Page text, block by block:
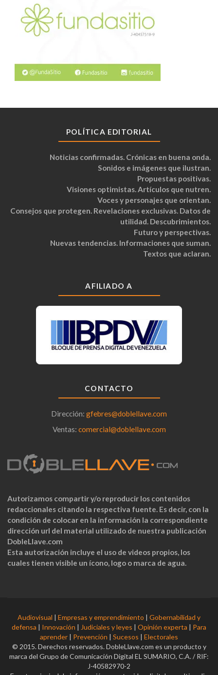
POLÍTICA EDITORIAL
Noticias confirmadas. Crónicas en buena onda.
Sonidos e imágenes que ilustran.
Propuestas positivas.
Visiones optimistas. Artículos que nutren.
Voces y personajes que orientan.
Consejos que protegen. Revelaciones exclusivas. Datos de
utilidad. Descubrimientos.
Futuro y perspectivas.
Nuevas tendencias. Informaciones que suman.
Textos que aclaran.
AFILIADO A
CONTACTO
Dirección: gfebres@doblellave.com
Ventas: comercial@doblellave.com
Autorizamos compartir y/o reproducir los contenidos
redaccionales citando la respectiva fuente. Es decir, con la
condición de colocar en la información la correspondiente
dirección url del material utilizado de nuestra publicación
DobleLlave.com
Esta autorización incluye el uso de videos propios, los
cuales tienen visible un ícono, logo o marca de agua.
Audiovisual | Empresas y emprendimiento | Gobernabilidad y
defensa | Innovación | Judiciales y leyes | Opinión experta | Para
aprender | Prevención | Sucesos | Electorales
© 2015. Derechos reservados. DobleLlave.com es un producto y
marca del Grupo de Comunicación Digital EL SUMARIO, C.A. / RIF:
J-40582970-2